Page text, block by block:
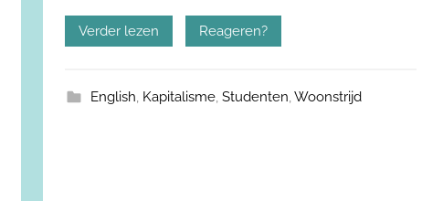
Verder lezen Reageren?
English, Kapitalisme, Studenten,Woonstrijd